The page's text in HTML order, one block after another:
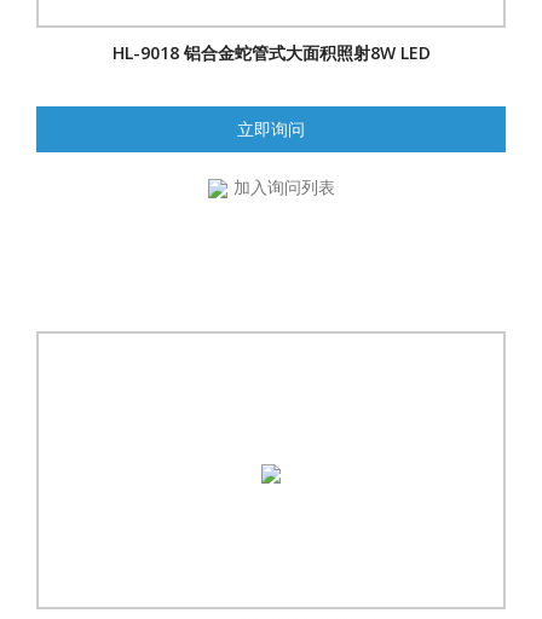
HL-9018 铝合金蛇管式大面积照射8W LED
立即询问
加入询问列表